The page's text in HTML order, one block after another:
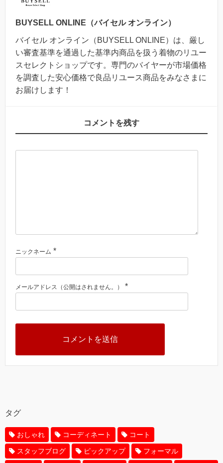
BUYSELL ONLINE（バイセル オンライン）
バイセル オンライン（BUYSELL ONLINE）は、厳し
い審査基準を通過した基準内商品を扱う着物のリユー
スセレクトショップです。専門のバイヤーが市場価格
を調査した安心価格で良品リユース商品をみなさまに
お届けします！
コメントを残す
ニックネーム *
メールアドレス（公開はされません。） *
タグ
おしゃれ コーディネート コート
スタッフブログ ピックアップ フォーマル